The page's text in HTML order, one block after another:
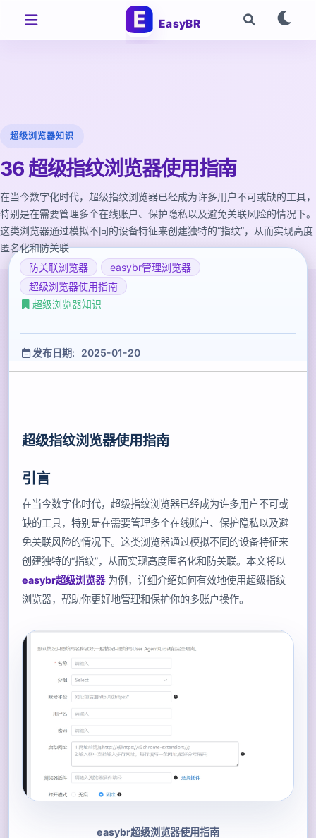
EasyBR
超级浏览器知识
36 超级指纹浏览器使用指南
在当今数字化时代，超级指纹浏览器已经成为许多用户不可或缺的工具，
特别是在需要管理多个在线账户、保护隐私以及避免关联风险的情况下。
这类浏览器通过模拟不同的设备特征来创建独特的“指纹”，从而实现高度
匿名化和防关联
防关联浏览器
easybr管理浏览器
超级浏览器使用指南
超级浏览器知识
发布日期: 2025-01-20
超级指纹浏览器使用指南
引言
在当今数字化时代，超级指纹浏览器已经成为许多用户不可或
缺的工具，特别是在需要管理多个在线账户、保护隐私以及避
免关联风险的情况下。这类浏览器通过模拟不同的设备特征来
创建独特的“指纹”，从而实现高度匿名化和防关联。本文将以
easybr超级浏览器为例，详细介绍如何有效地使用超级指纹
浏览器，帮助你更好地管理和保护你的多账户操作。
easybr超级浏览器使用指南